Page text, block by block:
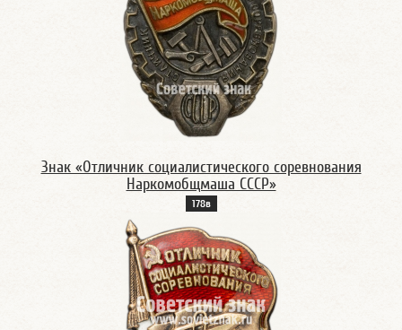
Знак «Отличник социалистического соревнования
Наркомобщмаша СССР»
178в